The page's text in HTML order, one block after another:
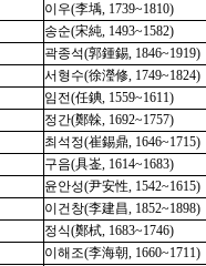
이우(李㙖, 1739~1810)
송순(宋純, 1493~1582)
곽종석(郭鍾錫, 1846~1919)
서형수(徐瀅修, 1749~1824)
임전(任錪, 1559~1611)
정간(鄭榦, 1692~1757)
최석정(崔錫鼎, 1646~1715)
구음(具崟, 1614~1683)
윤안성(尹安性, 1542~1615)
이건창(李建昌, 1852~1898)
정식(鄭栻, 1683~1746)
이해조(李海朝, 1660~1711)